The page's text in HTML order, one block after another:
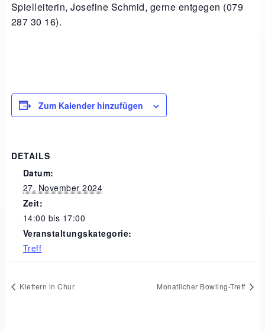
Spielleiterin, Josefine Schmid, gerne entgegen (079
287 30 16).
Zum Kalender hinzufügen
DETAILS
Datum:
27. November 2024
Zeit:
14:00 bis 17:00
Veranstaltungskategorie:
Treff
Klettern in Chur Monatlicher Bowling-Treff